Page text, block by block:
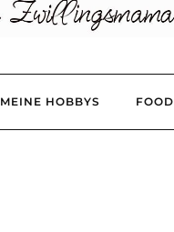
MEINE HOBBYS FOOD